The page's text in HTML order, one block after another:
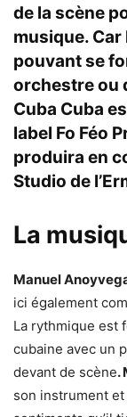
de la scène
musique.
pouvant se
orchestre ou
Cuba Cuba
label Fo Féo
produira en
Studio de
La
Manuel
ici également
La rythmique est
cubaine avec un
devant de scène.
son instrument